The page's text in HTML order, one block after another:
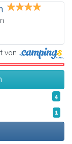
von
4
1